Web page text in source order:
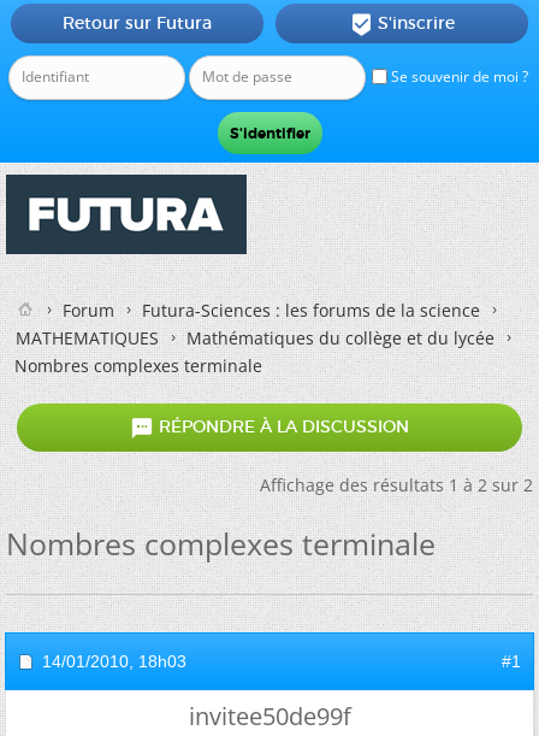
Se souvenir de moi ?
Retour sur Futura  S'inscrire
Forum
Futura-Sciences : les forums de la science
MATHEMATIQUES
Mathématiques du collège et du lycée
Nombres complexes terminale
 RÉPONDRE À LA DISCUSSION
Affichage des résultats 1 à 2 sur 2
Nombres complexes terminale
14/01/2010, 18h03 #1
invitee50de99f